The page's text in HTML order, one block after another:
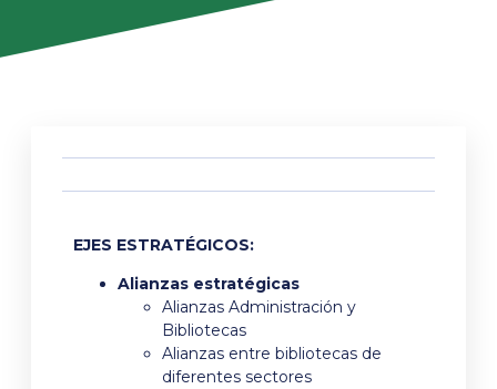
EJES ESTRATÉGICOS:
Alianzas estratégicas
Alianzas Administración y
Bibliotecas
Alianzas entre bibliotecas de
diferentes sectores